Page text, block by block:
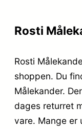
Rosti
Rosti
shoppen. Du
Målekander.
dages returret
vare. Mange er